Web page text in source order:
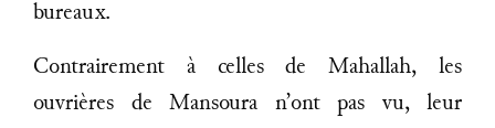
bureaux.
Contrairement à celles de Mahallah, les
ouvrières de Mansoura n’ont pas vu, leur